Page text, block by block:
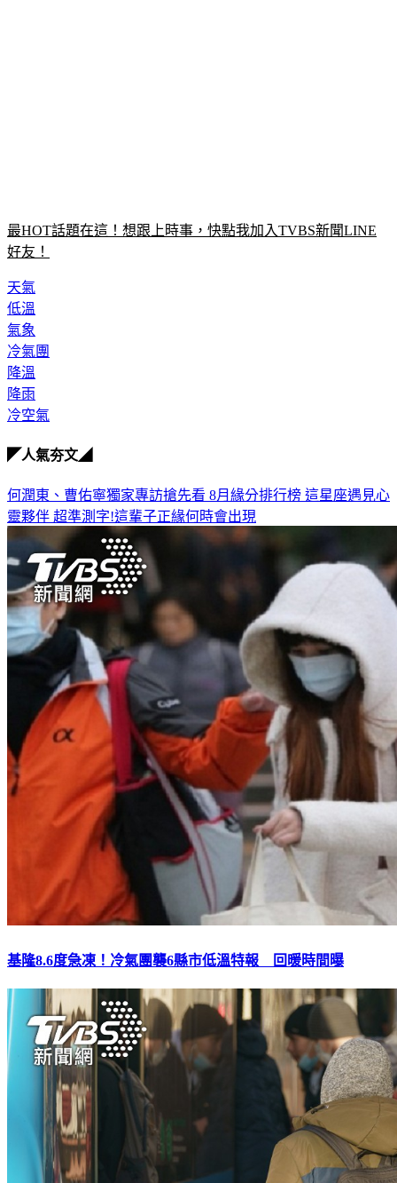
最HOT話題在這！想跟上時事，快點我加入TVBS新聞LINE
好友！
天氣
低溫
氣象
冷氣團
降溫
降雨
冷空氣
◤人氣夯文◢
何潤東、曹佑寧獨家專訪搶先看 8月緣分排行榜 這星座遇見心
靈夥伴 超準測字!這輩子正緣何時會出現
基隆8.6度急凍！冷氣團襲6縣市低溫特報 回暖時間曝